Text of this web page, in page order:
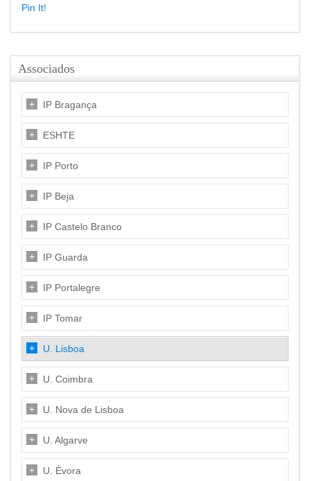
Pin It!
Associados
IP Bragança
ESHTE
IP Porto
IP Beja
IP Castelo Branco
IP Guarda
IP Portalegre
IP Tomar
U. Lisboa
U. Coimbra
U. Nova de Lisboa
U. Algarve
U. Évora